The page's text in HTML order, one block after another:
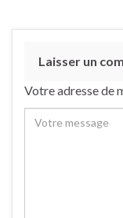
Laisser un
Votre adresse de